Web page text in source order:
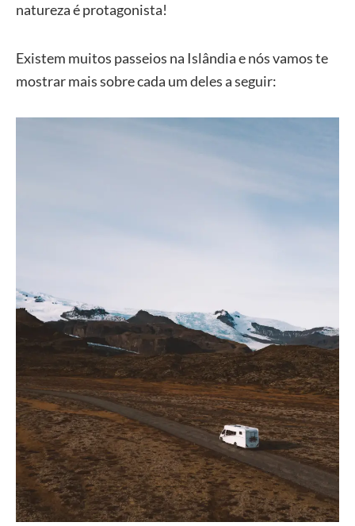
natureza é protagonista!
Existem muitos passeios na Islândia e nós vamos te
mostrar mais sobre cada um deles a seguir: